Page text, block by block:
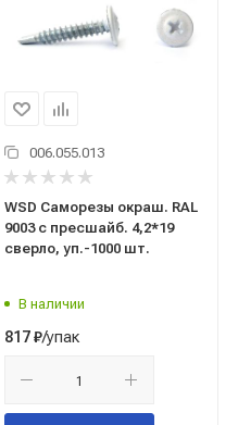
006.055.013
WSD Саморезы окраш. RAL
9003 с пресшайб. 4,2*19
сверло, уп.-1000 шт.
В наличии
817₽/упак